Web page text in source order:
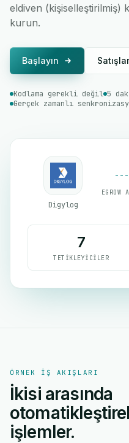
eldiven (kişiselleştirilmiş)
kurun.
Başlayın
Kodlama gerekli değil 5
Gerçek zamanlı
Digylog
EGROW
7
TETIKLEYICILER
ÖRNEK IŞ AKIŞLARI
İkisi arasında
işlemler.